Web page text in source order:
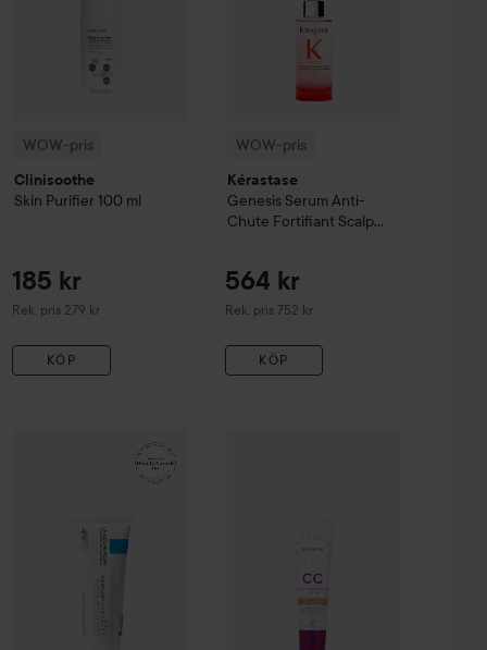
WOW-pris
Clinisoothe
Skin Purifier 100 ml
185 kr
Rek. pris 279 kr
Rekommenderat pris 279 kr
KÖP
WOW-pris
Kérastase
Genesis Serum Anti-
Chute Fortifiant Scalp
564 kr
Rek. pris 752 kr
Rekommenderat pris 752 kr
KÖP
& Eyebrow Tint 3 Natural Brown
La Roche-Posay